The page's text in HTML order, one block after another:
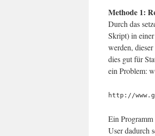
Methode 1:
Durch das
Skript) in
werden,
dies gut für
ein Problem:
http://
Ein
User dadurch